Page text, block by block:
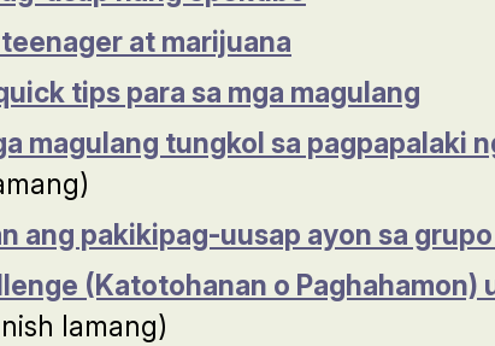
at marijuana
tips para sa mga magulang
magulang tungkol sa pagpapalaki
ang pakikipag-uusap ayon sa
(Katotohanan o Paghahamon)
lamang)